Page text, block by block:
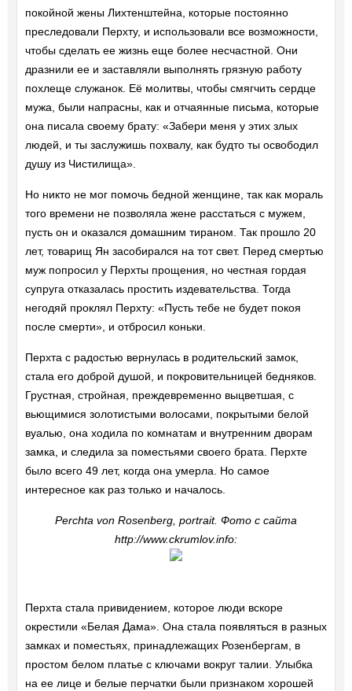
покойной жены Лихтенштейна, которые постоянно
преследовали Перхту, и использовали все возможности,
чтобы сделать ее жизнь еще более несчастной. Они
дразнили ее и заставляли выполнять грязную работу
похлеще служанок. Её молитвы, чтобы смягчить сердце
мужа, были напрасны, как и отчаянные письма, которые
она писала своему брату: «Забери меня у этих злых
людей, и ты заслужишь похвалу, как будто ты освободил
душу из Чистилища».
Но никто не мог помочь бедной женщине, так как мораль
того времени не позволяла жене расстаться с мужем,
пусть он и оказался домашним тираном. Так прошло 20
лет, товарищ Ян засобирался на тот свет. Перед смертью
муж попросил у Перхты прощения, но честная гордая
супруга отказалась простить издевательства. Тогда
негодяй проклял Перхту: «Пусть тебе не будет покоя
после смерти», и отбросил коньки.
Перхта с радостью вернулась в родительский замок,
стала его доброй душой, и покровительницей бедняков.
Грустная, стройная, преждевременно выцветшая, с
вьющимися золотистыми волосами, покрытыми белой
вуалью, она ходила по комнатам и внутренним дворам
замка, и следила за поместьями своего брата. Перхте
было всего 49 лет, когда она умерла. Но самое
интересное как раз только и началось.
Perchta von Rosenberg, portrait. Фото с сайта
http://www.ckrumlov.info:
Перхта стала привидением, которое люди вскоре
окрестили «Белая Дама». Она стала появляться в разных
замках и поместьях, принадлежащих Розенбергам, в
простом белом платье с ключами вокруг талии. Улыбка
на ее лице и белые перчатки были признаком хорошей